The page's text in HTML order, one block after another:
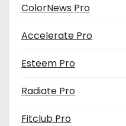
ColorNews Pro
Accelerate Pro
Esteem Pro
Radiate Pro
Fitclub Pro